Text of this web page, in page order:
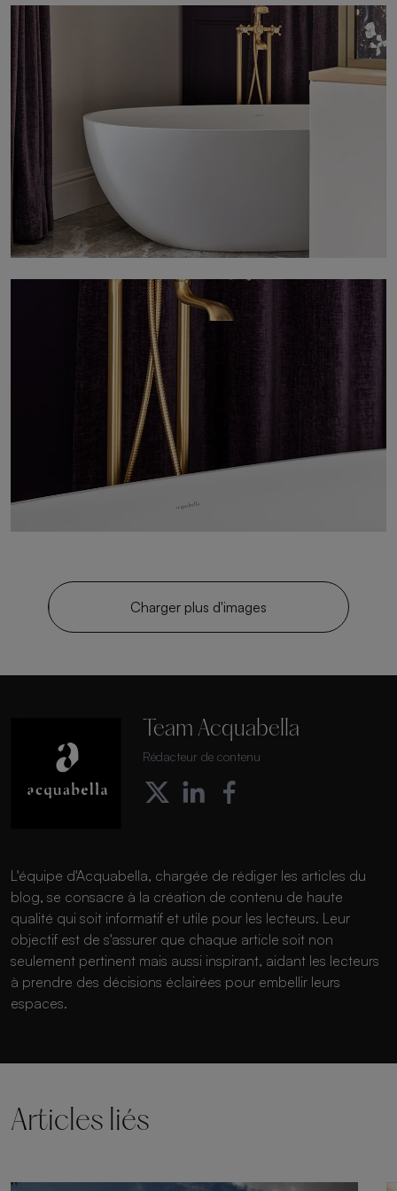
Charger plus d'images
Team Acquabella
Rédacteur de contenu
L'équipe d'Acquabella, chargée de rédiger les articles du
blog, se consacre à la création de contenu de haute
qualité qui soit informatif et utile pour les lecteurs. Leur
objectif est de s'assurer que chaque article soit non
seulement pertinent mais aussi inspirant, aidant les lecteurs
à prendre des décisions éclairées pour embellir leurs
espaces.
Articles liés